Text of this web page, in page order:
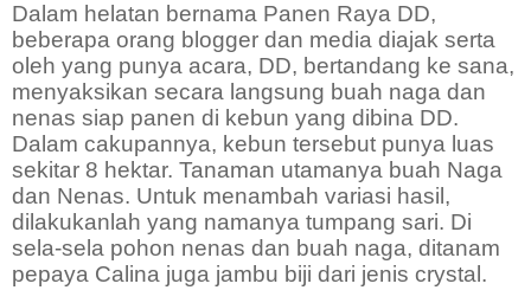
Dalam helatan bernama Panen Raya DD,
beberapa orang blogger dan media diajak serta
oleh yang punya acara, DD, bertandang ke sana,
menyaksikan secara langsung buah naga dan
nenas siap panen di kebun yang dibina DD.
Dalam cakupannya, kebun tersebut punya luas
sekitar 8 hektar. Tanaman utamanya buah Naga
dan Nenas. Untuk menambah variasi hasil,
dilakukanlah yang namanya tumpang sari. Di
sela-sela pohon nenas dan buah naga, ditanam
pepaya Calina juga jambu biji dari jenis crystal.